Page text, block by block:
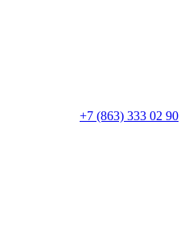
+7 (863) 333 02 90